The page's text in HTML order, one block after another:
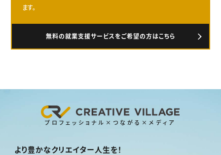
ます。
無料の就業支援サービスをご希望の方はこちら
プロフェッショナル×つながる×メディア
より豊かなクリエイター人生を！